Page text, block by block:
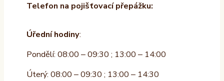
Telefon na pojišťovací přepážku:
Úřední hodiny:
Pondělí: 08:00 – 09:30 ; 13:00 – 14:00
Úterý: 08:00 – 09:30 ; 13:00 – 14:30